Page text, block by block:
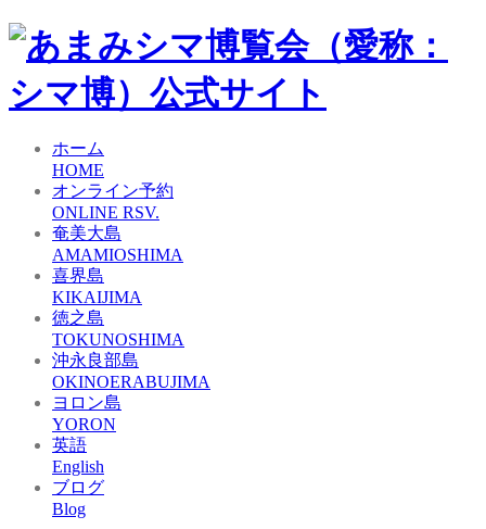
ホーム
HOME
オンライン予約
ONLINE RSV.
奄美大島
AMAMIOSHIMA
喜界島
KIKAIJIMA
徳之島
TOKUNOSHIMA
沖永良部島
OKINOERABUJIMA
ヨロン島
YORON
英語
English
ブログ
Blog